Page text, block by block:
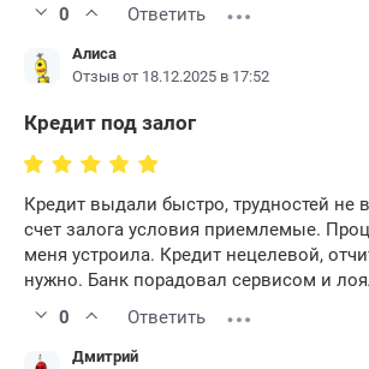
0
Ответить
Алиса
Отзыв от 18.12.2025 в 17:52
Кредит под залог
Кредит выдали быстро, трудностей не
счет залога условия приемлемые.
меня устроила. Кредит нецелевой,
нужно. Банк порадовал сервисом и
0
Ответить
Дмитрий